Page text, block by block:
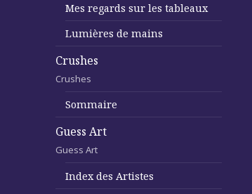
Mes regards sur les tableaux
Lumières de mains
Crushes
Crushes
Sommaire
Guess Art
Guess Art
Index des Artistes